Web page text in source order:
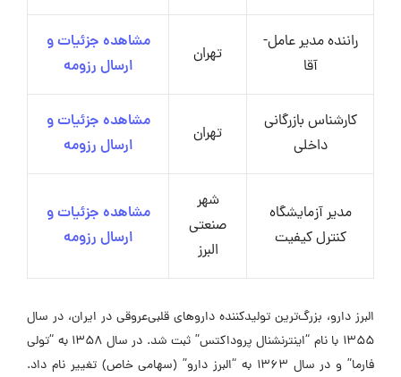
راننده مدیر عامل-
آقا
تهران
مشاهده جزئیات و
ارسال رزومه
کارشناس بازرگانی
داخلی
تهران
مشاهده جزئیات و
ارسال رزومه
مدیر آزمایشگاه
کنترل کیفیت
شهر
صنعتی
البرز
مشاهده جزئیات و
ارسال رزومه
البرز دارو، بزرگ‌ترین تولیدکننده داروهای قلبی‌عروقی در ایران، در سال
۱۳۵۵ با نام “اینترنشنال پروداکتس” ثبت شد. در سال ۱۳۵۸ به “تولی
فارما” و در سال ۱۳۶۳ به “البرز دارو” (سهامی خاص) تغییر نام داد.